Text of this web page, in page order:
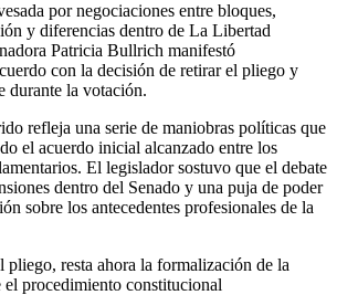
por negociaciones entre bloques,
y diferencias dentro de La Libertad
Patricia Bullrich manifestó
con la decisión de retirar el pliego y
durante la votación.
refleja una serie de maniobras políticas que
el acuerdo inicial alcanzado entre los
El legislador sostuvo que el debate
dentro del Senado y una puja de poder
sobre los antecedentes profesionales de la
pliego, resta ahora la formalización de la
el procedimiento constitucional